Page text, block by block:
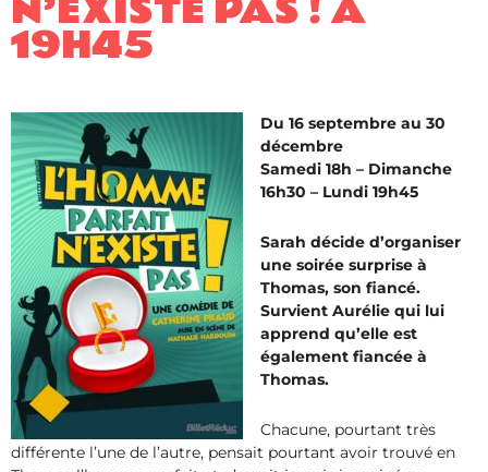
19H45
Du 16 septembre au 30
décembre
Samedi 18h – Dimanche
16h30 – Lundi 19h45
Sarah décide d’organiser
une soirée surprise à
Thomas, son fiancé.
Survient Aurélie qui lui
apprend qu’elle est
également fiancée à
Thomas.
Chacune, pourtant très
différente l’une de l’autre, pensait pourtant avoir trouvé en